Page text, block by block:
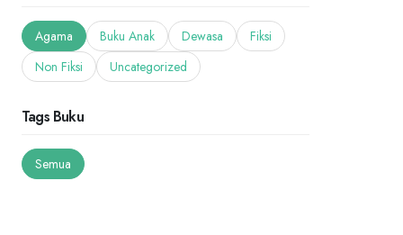
Agama Buku Anak Dewasa
Fiksi
Non Fiksi
Uncategorized
Tags Buku
Semua